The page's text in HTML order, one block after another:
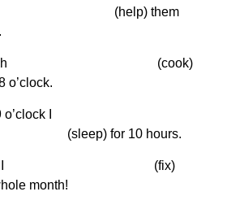
(help) them
(cook)
o’clock.
I
(sleep) for 10 hours.
(fix)
month!